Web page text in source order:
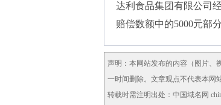
达利食品集团有限公司
赔偿数额中的5000元部
声明：本网站发布的内容（图片、
一时间删除。文章观点不代表本网
转载时需注明出处：中国域名网